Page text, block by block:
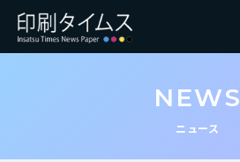
NEWS
ニュース